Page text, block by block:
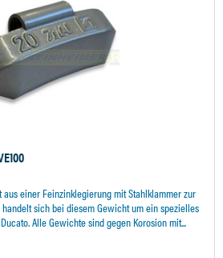
einer Feinzinklegierung mit Stahlklammer zur
sich bei diesem Gewicht um ein spezielles
Alle Gewichte sind gegen Korosion mit...